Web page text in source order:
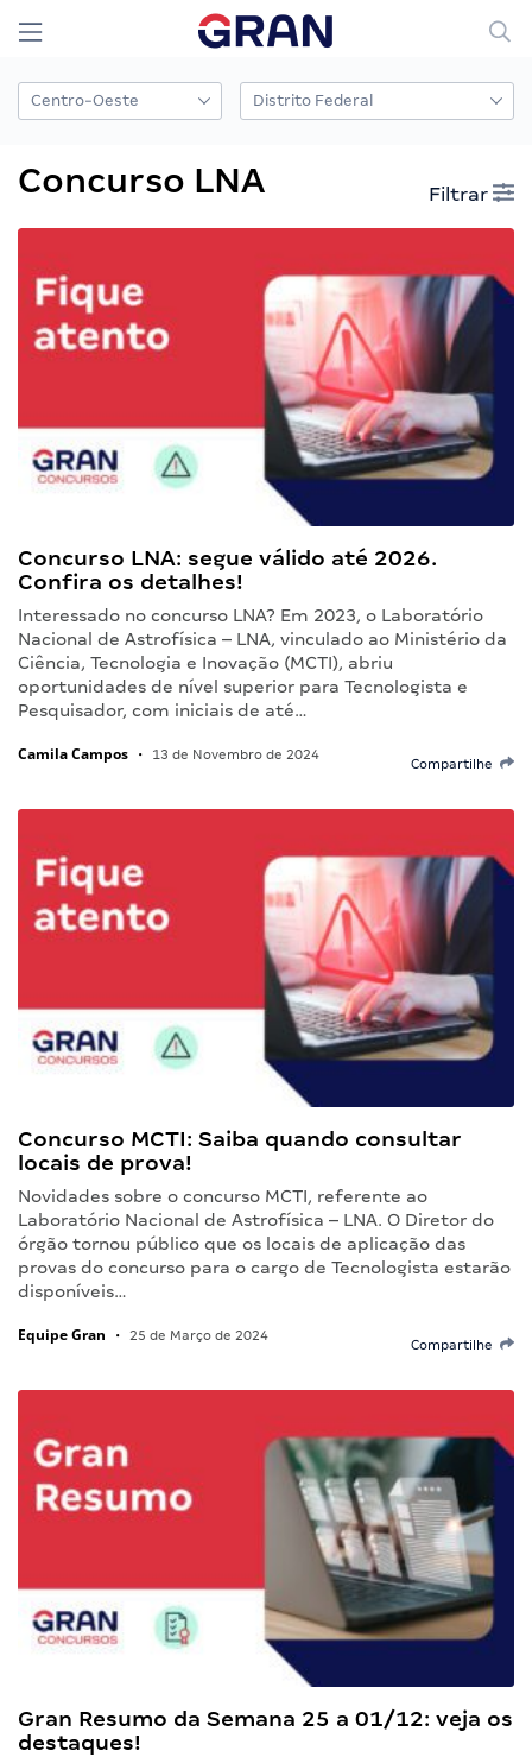
Concurso LNA Filtrar
Concurso LNA: segue válido até 2026.
Confira os detalhes!
Interessado no concurso LNA? Em 2023, o Laboratório
Nacional de Astrofísica – LNA, vinculado ao Ministério da
Ciência, Tecnologia e Inovação (MCTI), abriu
oportunidades de nível superior para Tecnologista e
Pesquisador, com iniciais de até…
Camila Campos • 13 de Novembro de 2024
Compartilhe
Concurso MCTI: Saiba quando consultar
locais de prova!
Novidades sobre o concurso MCTI, referente ao
Laboratório Nacional de Astrofísica – LNA. O Diretor do
órgão tornou público que os locais de aplicação das
provas do concurso para o cargo de Tecnologista estarão
disponíveis…
Equipe Gran • 25 de Março de 2024
Compartilhe
Gran Resumo da Semana 25 a 01/12: veja os
destaques!